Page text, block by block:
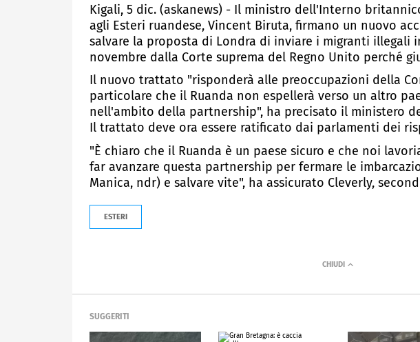
Kigali, 5 dic. (askanews) - Il ministro dell'Interno
agli Esteri ruandese, Vincent Biruta, firmano un nuovo
salvare la proposta di Londra di inviare i migranti illegali
novembre dalla Corte suprema del Regno Unito perché
Il nuovo trattato "risponderà alle preoccupazioni della
particolare che il Ruanda non espellerà verso un altro
nell'ambito della partnership", ha precisato il ministero
Il trattato deve ora essere ratificato dai parlamenti dei
"È chiaro che il Ruanda è un paese sicuro e che noi
far avanzare questa partnership per fermare le
Manica, ndr) e salvare vite", ha assicurato Cleverly,
ESTERI
SUGGERITI